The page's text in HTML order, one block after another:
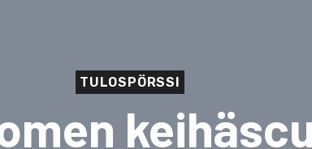
TULOSPÖRSSI